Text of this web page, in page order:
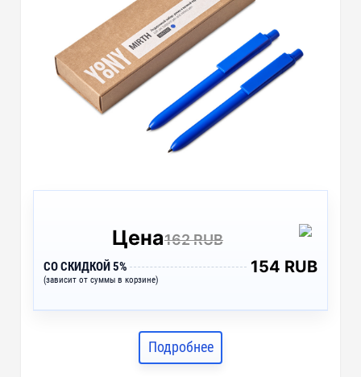
Цена162 RUB
СО СКИДКОЙ 5%
(зависит от суммы в корзине)
154 RUB
Подробнее